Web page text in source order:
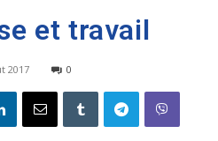
et travail
2017 0